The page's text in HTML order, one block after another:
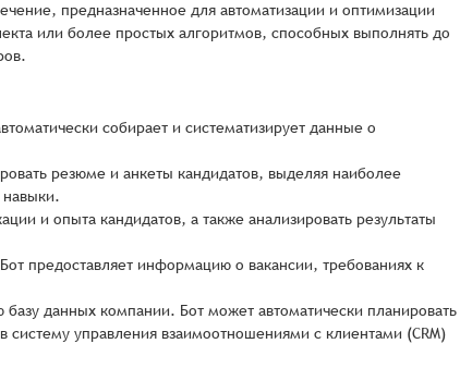
предназначенное для автоматизации и оптимизации
или более простых алгоритмов, способных выполнять до
собирает и систематизирует данные о
резюме и анкеты кандидатов, выделяя наиболее
и опыта кандидатов, а также анализировать результаты
предоставляет информацию о вакансии, требованиях к
данных компании. Бот может автоматически планировать
управления взаимоотношениями с клиентами (CRM)